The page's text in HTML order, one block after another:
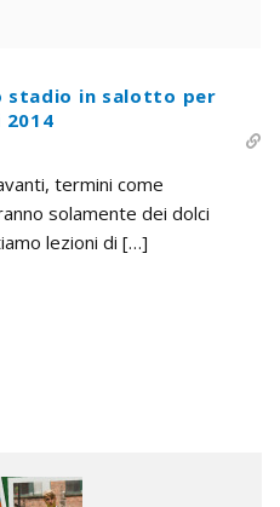
stadio in salotto per
termini come
solamente dei dolci
lezioni di […]